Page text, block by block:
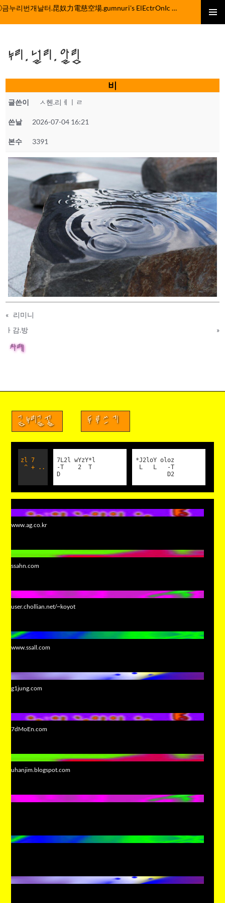
컨
뛰
기
ⓒ금누리번개날터.昆奴力電慈空場.gumnuri's ElEctrOnIc fActOrY
누리.널리.알림
비
글쓴이 ㅅ헨.리ㅔㅣㄹ
쓴날 2026-07-04 16:21
본수 3391
« 리미니
ㅏ감.방
»
차례
금누리글꼴 두루쓰기
zl 7
^ + ..
7L2l wYzY*l
-T 2 T
D
*J2loY oloz
L L -T
D2
www.ag.co.kr
ssahn.com
user.chollian.net/~koyot
www.ssall.com
g1jung.com
7dMoEn.com
uhanjim.blogspot.com